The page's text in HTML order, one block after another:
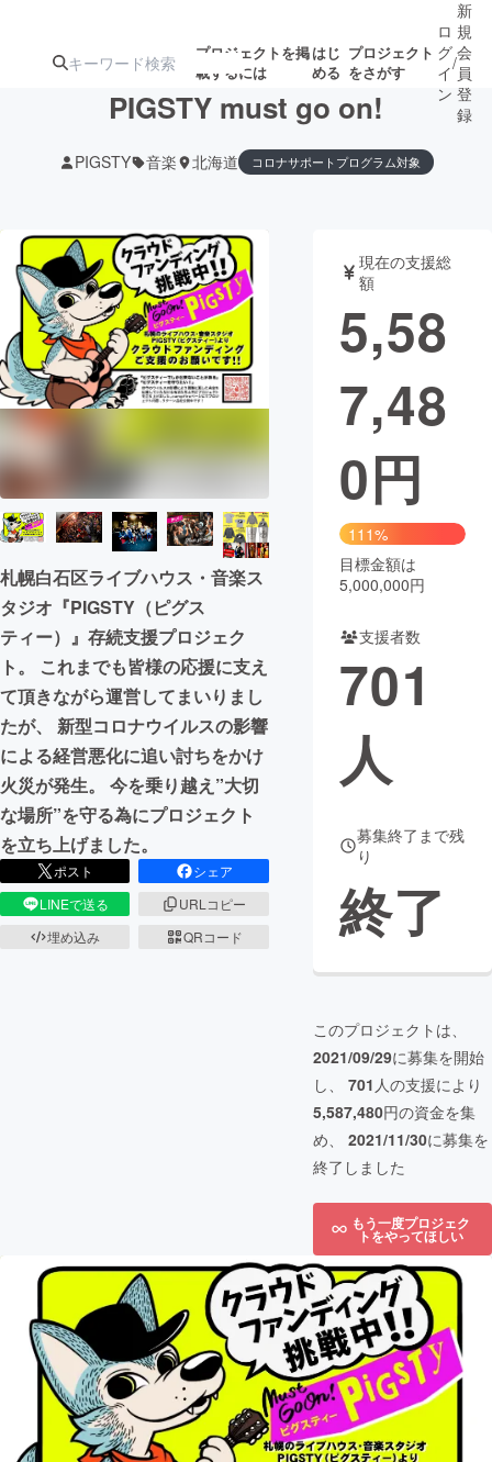
プロジェクトを掲
載するには
はじ
める
プロジェクト
をさがす
アート・写真
テクノロジー・ガジェット ゲーム・サ
映像・映画 書籍・雑誌
ビジネス・起業 チャレンジ
まちづくり・地域活性化
CAMPFIRE for Social Good
CAMPFIREふるさと納税
コミュニティ
ロ
グ
イ
ン
/
新
規
会
員
登
録
PIGSTY must go on!
PIGSTY 音楽 北海道 コロナサポートプログラム対象
札幌白石区ライブハウス・音楽ス
タジオ『PIGSTY（ピグス
ティー）』存続支援プロジェク
ト。 これまでも皆様の応援に支え
て頂きながら運営してまいりまし
たが、 新型コロナウイルスの影響
による経営悪化に追い討ちをかけ
火災が発生。 今を乗り越え”大切
な場所”を守る為にプロジェクト
を立ち上げました。
ポスト
シェア
LINEで送る
URLコピー
埋め込み
QRコード
現在の支援総
額
5,58
7,48
0円
111%
目標金額は
5,000,000円
支援者数
701
人
募集終了まで残
り
終了
このプロジェクトは、
2021/09/29に募集を開始
し、 701 人の支援により
5,587,480円の資金を集
め、 2021/11/30に募集を
終了しました
もう一度プロジェク
トをやってほしい